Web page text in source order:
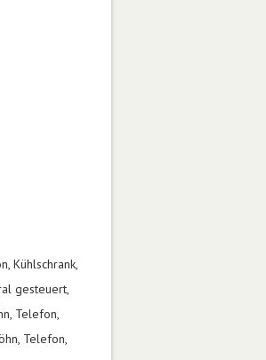
Kühlschrank,
gesteuert,
Telefon,
Telefon,